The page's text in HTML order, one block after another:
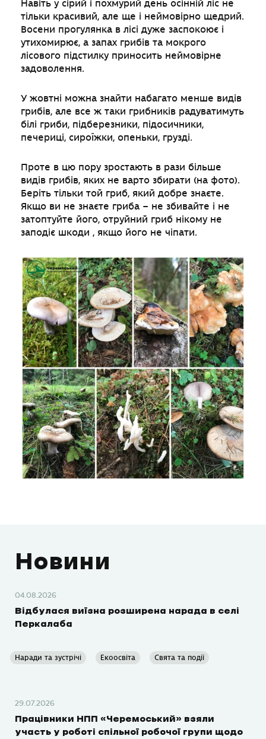
Навіть у сірий і похмурий день осінній ліс не
тільки красивий, але ще і неймовірно щедрий.
Восени прогулянка в лісі дуже заспокоює і
утихомирює, а запах грибів та мокрого
лісового підстилку приносить неймовірне
задоволення.
У жовтні можна знайти набагато менше видів
грибів, але все ж таки грибників радуватимуть
білі гриби, підберезники, підосичники,
печериці, сироїжки, опеньки, грузді.
Проте в цю пору зростають в рази більше
видів грибів, яких не варто збирати (на фото).
Беріть тільки той гриб, який добре знаєте.
Якщо ви не знаєте гриба – не збивайте і не
затоптуйте його, отруйний гриб нікому не
заподіє шкоди , якщо його не чіпати.
Новини
04.08.2026
Відбулася виїзна розширена нарада в селі
Перкалаба
Наради та зустрічі Екоосвіта Свята та події
29.07.2026
Працівники НПП «Черемоський» взяли
участь у роботі спільної робочої групи щодо